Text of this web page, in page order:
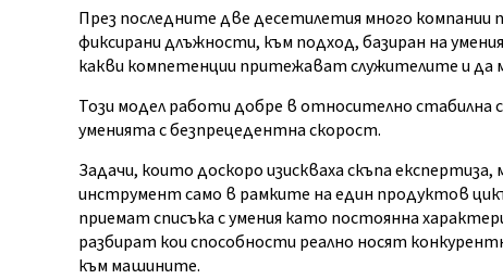
През последните две десетилетия много
фиксирани длъжности, към подход, базиран на
какви компетенции притежават служителите и да
Този модел работи добре в относително стабилна
уменията с безпрецедентна скорост.
Задачи, които доскоро изискваха скъпа
инструмент само в рамките на един продуктов
приемат списъка с умения като постоянна
разбират кои способности реално носят
към машините.